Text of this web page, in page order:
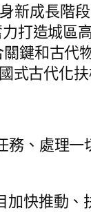
新成長階
打造城區
鍵和古代
式古代化
務、處理
快推動、